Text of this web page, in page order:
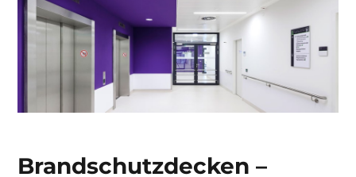
Brandschutzdecken –